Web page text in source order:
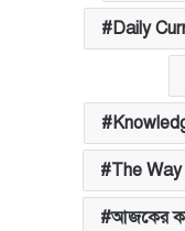
Daily
The
আজকের